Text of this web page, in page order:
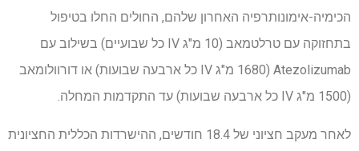
הכימיה-אימונותרפיה האחרון שלהם, החולים החלו בטיפול
בתחזוקה עם טרלטמאב (10 מ"ג IV כל שבועיים) בשילוב עם
Atezolizumab (1680 מ"ג IV כל ארבעה שבועות) או דורוולומאב
(1500 מ"ג IV כל ארבעה שבועות) עד התקדמות המחלה.
לאחר מעקב חציוני של 18.4 חודשים, ההישרדות הכללית החציונית